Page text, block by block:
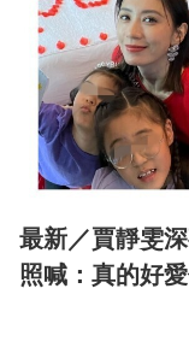
最新／賈靜雯
照喊：真的好